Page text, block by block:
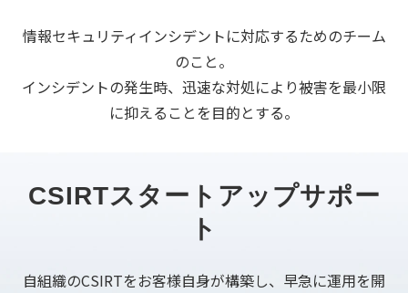
情報セキュリティインシデントに対応するためのチーム
のこと。
インシデントの発生時、迅速な対処により被害を最小限
に抑えることを目的とする。
CSIRTスタートアップサポー
ト
自組織のCSIRTをお客様自身が構築し、早急に運用を開